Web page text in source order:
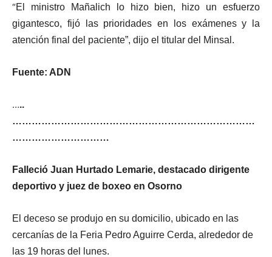
“El ministro Mañalich lo hizo bien, hizo un esfuerzo
gigantesco, fijó las prioridades en los exámenes y la
atención final del paciente”, dijo el titular del Minsal.
Fuente: ADN
…..
…………………………………………………………………
…………………………
Falleció Juan Hurtado Lemarie, destacado dirigente
deportivo y juez de boxeo en Osorno
El deceso se produjo en su domicilio, ubicado en las
cercanías de la Feria Pedro Aguirre Cerda, alrededor de
las 19 horas del lunes.